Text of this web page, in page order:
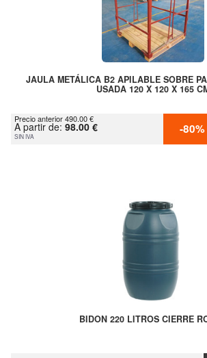
JAULA METÁLICA B2 APILABLE SOBRE
USADA 120 X 120 X 165
Precio anterior 490.00 €
A partir de: 98.00 €
SIN IVA -80%
BIDON 220 LITROS CIERRE